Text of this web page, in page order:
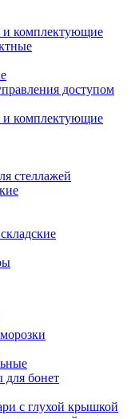
и комплектующие
доступом
и комплектующие
стеллажей
для бонет
с глухой крышкой